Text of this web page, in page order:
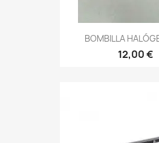
BOMBILLA
12,00 €